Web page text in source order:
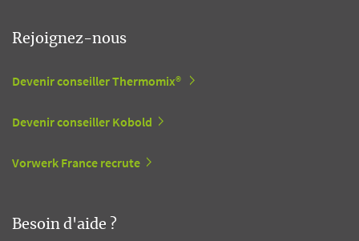
Rejoignez-nous
Devenir conseiller Thermomix®
Devenir conseiller Kobold
Vorwerk France recrute
Besoin d'aide ?